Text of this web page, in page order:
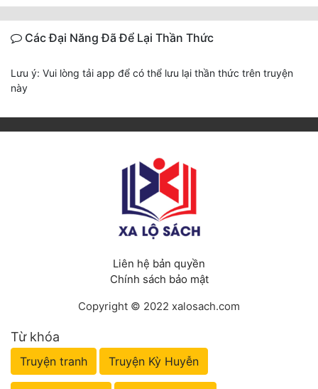
Các Đại Năng Đã Để Lại Thần Thức
Lưu ý: Vui lòng tải app để có thể lưu lại thần thức trên truyện
này
Liên hệ bản quyền
Chính sách bảo mật
Copyright © 2022 xalosach.com
Từ khóa
Truyện tranh Truyện Kỳ Huyễn